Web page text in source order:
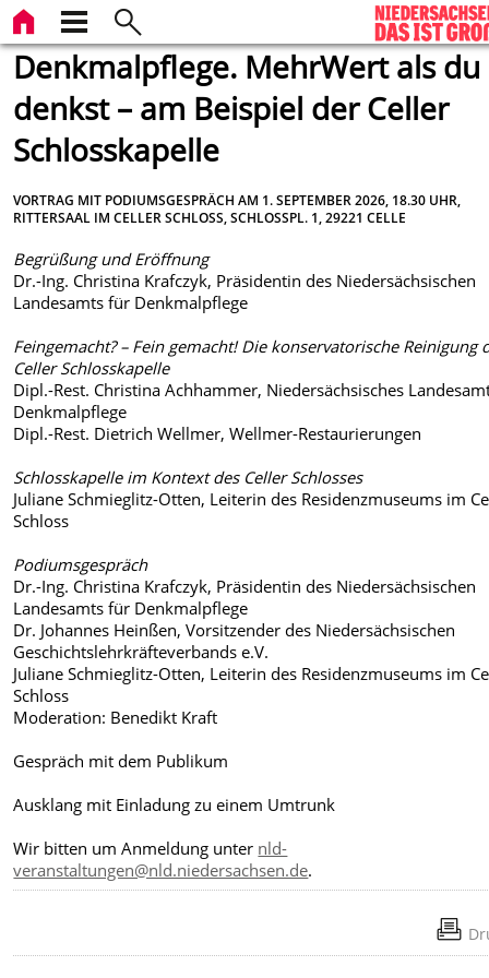
Denkmalpflege. MehrWert als du
denkst – am Beispiel der Celler
Schlosskapelle
VORTRAG MIT PODIUMSGESPRÄCH AM 1. SEPTEMBER 2026, 18.30 UHR,
RITTERSAAL IM CELLER SCHLOSS, SCHLOSSPL. 1, 29221 CELLE
Begrüßung und Eröffnung
Dr.-Ing. Christina Krafczyk, Präsidentin des Niedersächsischen
Landesamts für Denkmalpflege
Feingemacht? – Fein gemacht! Die konservatorische Reinigung
Celler Schlosskapelle
Dipl.-Rest. Christina Achhammer, Niedersächsisches
Denkmalpflege
Dipl.-Rest. Dietrich Wellmer, Wellmer-Restaurierungen
Schlosskapelle im Kontext des Celler Schlosses
Juliane Schmieglitz-Otten, Leiterin des Residenzmuseums im
Schloss
Podiumsgespräch
Dr.-Ing. Christina Krafczyk, Präsidentin des Niedersächsischen
Landesamts für Denkmalpflege
Dr. Johannes Heinßen, Vorsitzender des Niedersächsischen
Geschichtslehrkräfteverbands e.V.
Juliane Schmieglitz-Otten, Leiterin des Residenzmuseums im
Schloss
Moderation: Benedikt Kraft
Gespräch mit dem Publikum
Ausklang mit Einladung zu einem Umtrunk
Wir bitten um Anmeldung unter nld-
veranstaltungen@nld.niedersachsen.de.